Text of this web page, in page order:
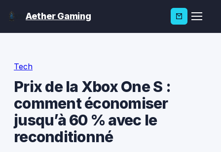
Aether Gaming
Tech
Prix de la Xbox One S :
comment économiser
jusqu’à 60 % avec le
reconditionné